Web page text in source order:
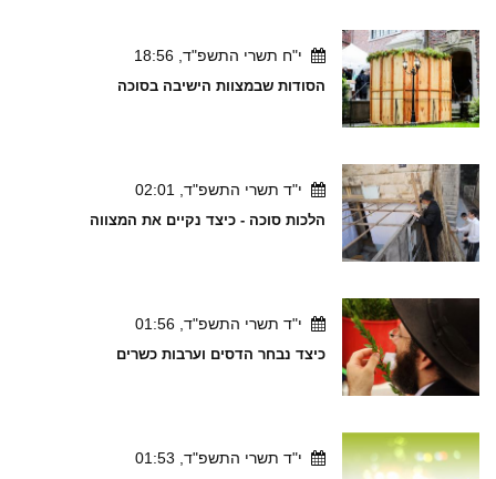
י"ח תשרי התשפ"ד, 18:56
הסודות שבמצוות הישיבה בסוכה
י"ד תשרי התשפ"ד, 02:01
הלכות סוכה - כיצד נקיים את המצווה
י"ד תשרי התשפ"ד, 01:56
כיצד נבחר הדסים וערבות כשרים
י"ד תשרי התשפ"ד, 01:53